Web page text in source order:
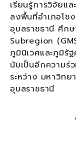
เรียนรู้การวิจัยแ
ลงพื้นที่อำเภอโช
อุบลราชธานี ศึก
Subregion
ภูมินิเวศและภูมิรั
นับเป็นอีกความร่
ระหว่าง มหาวิท
อุบลราชธานี
งานประช